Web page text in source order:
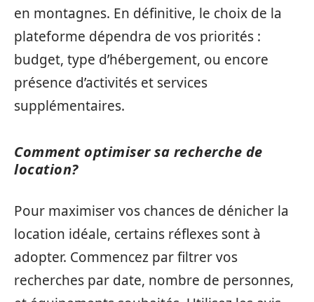
en montagnes. En définitive, le choix de la
plateforme dépendra de vos priorités :
budget, type d’hébergement, ou encore
présence d’activités et services
supplémentaires.
Comment optimiser sa recherche de
location?
Pour maximiser vos chances de dénicher la
location idéale, certains réflexes sont à
adopter. Commencez par filtrer vos
recherches par date, nombre de personnes,